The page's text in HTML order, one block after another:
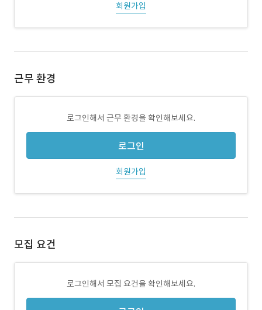
회원가입
근무 환경
로그인해서 근무 환경을 확인해보세요.
로그인
회원가입
모집 요건
로그인해서 모집 요건을 확인해보세요.